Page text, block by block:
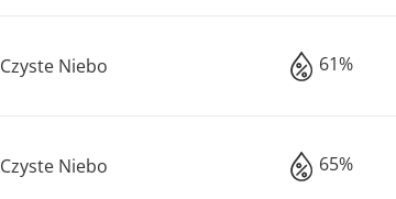
Czyste Niebo 61%
Czyste Niebo 65%